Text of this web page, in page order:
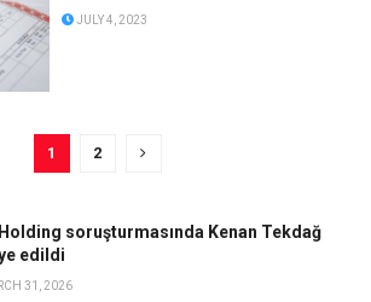
JULY 4, 2023
1 2
soruşturmasında Kenan Tekdağ
edildi
31, 2026